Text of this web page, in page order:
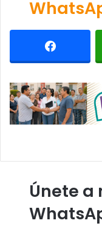
Únete a